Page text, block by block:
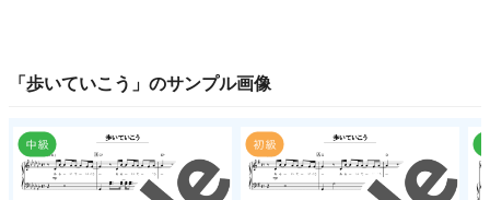
「 歩いていこう 」のサンプル画像